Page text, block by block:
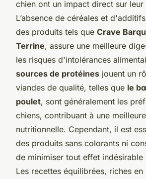
chien ont un impact direct sur leur
L’absence de céréales et
des produits tels que Crave
Terrine, assure une meilleure
les risques d'intolérances
sources de protéines jouent un
viandes de qualité, telles que le
poulet, sont généralement les
chiens, contribuant à une
nutritionnelle. Cependant, il est
des produits sans colorants ni
de minimiser tout effet indésirable
Les recettes équilibrées, riches